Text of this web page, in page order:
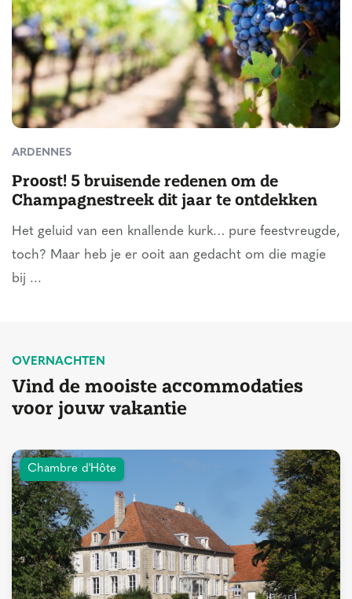
ARDENNES
Proost! 5 bruisende redenen om de
Champagnestreek dit jaar te ontdekken
Het geluid van een knallende kurk… pure feestvreugde,
toch? Maar heb je er ooit aan gedacht om die magie
bij ...
OVERNACHTEN
Vind de mooiste accommodaties
voor jouw vakantie
Chambre d'Hôte